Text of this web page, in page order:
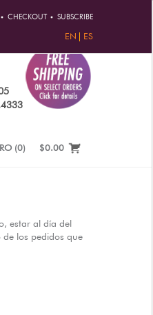
CHECKOUT SUBSCRIBE
EN ES
(0) $0.00
estar al día del
de los pedidos que